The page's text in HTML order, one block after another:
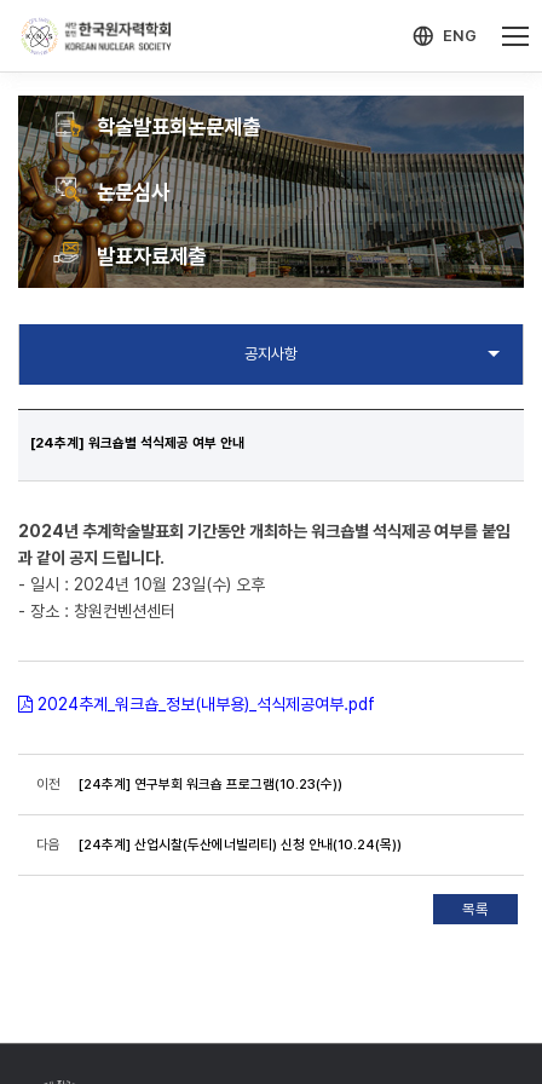
ENG
학술발표회논문제출
논문심사
발표자료제출
[24추계] 워크숍별 석식제공 여부 안내
2024년 추계학술발표회 기간동안 개최하는 워크숍별 석식제공 여부를 붙임
과 같이 공지 드립니다.
- 일시 : 2024년 10월 23일(수) 오후
- 장소 : 창원컨벤션센터
2024추계_워크숍_정보(내부용)_석식제공여부.pdf
이전 [24추계] 연구부회 워크숍 프로그램(10.23(수))
다음 [24추계] 산업시찰(두산에너빌리티) 신청 안내(10.24(목))